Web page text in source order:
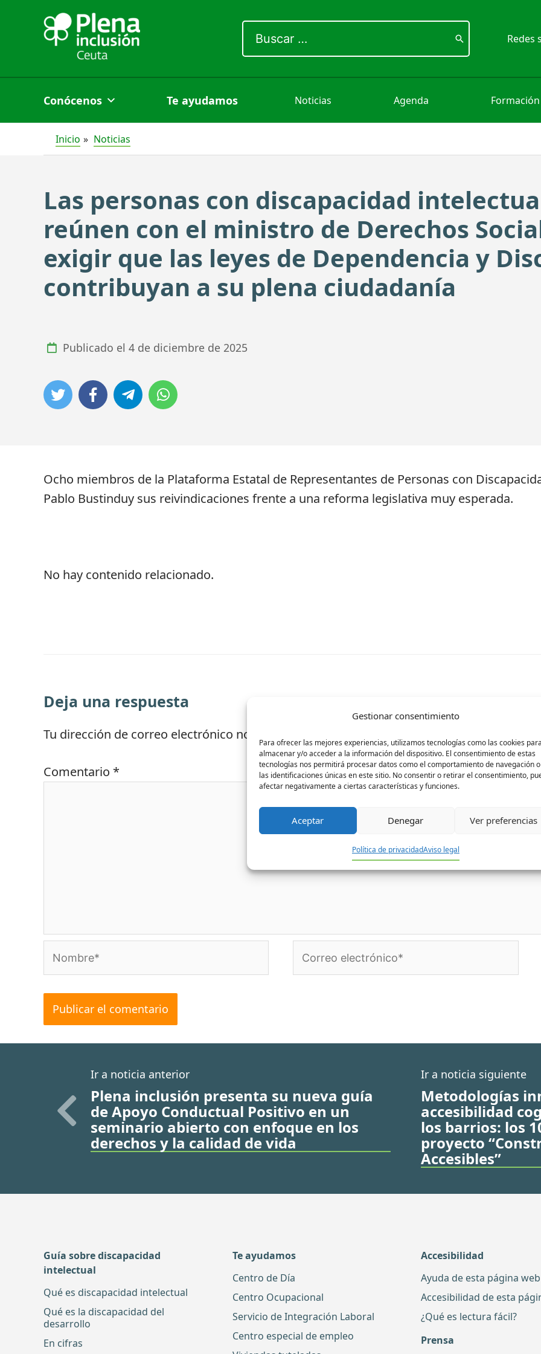
Gestionar consentimiento
Para ofrecer las mejores experiencias, utilizamos tecnologías como las cookies
almacenar y/o acceder a la información del dispositivo. El consentimiento de estas
tecnologías nos permitirá procesar datos como el comportamiento de navegación o
las identificaciones únicas en este sitio. No consentir o retirar el consentimiento,
afectar negativamente a ciertas características y funciones.
Aceptar Denegar Ver preferencias
Política de privacidadAviso legal
contenido
por:
Redes
Conócenos Te ayudamos Noticias Agenda Formación
Inicio Noticias
Las personas con discapacidad
reúnen con el ministro de Derechos
exigir que las leyes de Dependencia y
contribuyan a su plena ciudadanía
Publicado el 4 de diciembre de 2025
Ocho miembros de la Plataforma Estatal de Representantes de Personas con
Pablo Bustinduy sus reivindicaciones frente a una reforma legislativa muy esperada.
No hay contenido relacionado.
Deja una respuesta
Tu dirección de correo electrónico no será publicada.
Comentario *
Correo
Ir a noticia anterior
Plena inclusión presenta su nueva guía
de Apoyo Conductual Positivo en un
seminario abierto con enfoque en los
derechos y la calidad de vida
Ir a noticia siguiente
Metodologías
accesibilidad
los barrios: los
proyecto
Accesibles”
Guía sobre discapacidad
intelectual
Qué es discapacidad intelectual
Qué es la discapacidad del
desarrollo
En cifras
Te ayudamos
Centro de Día
Centro Ocupacional
Servicio de Integración Laboral
Centro especial de empleo
Accesibilidad
Ayuda de esta página web
Accesibilidad de esta
¿Qué es lectura fácil?
Prensa